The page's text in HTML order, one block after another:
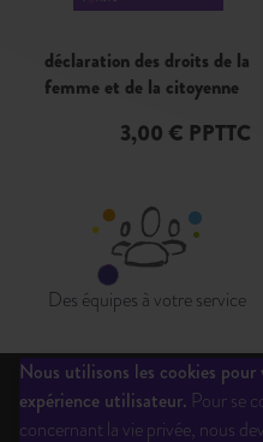
Nous utilisons les cookies
expérience utilisateur. Pour se
concernant la vie privée, nous
déclaration des droits de la
femme et de la citoyenne
3,00 € PPTTC
Des équipes à votre service